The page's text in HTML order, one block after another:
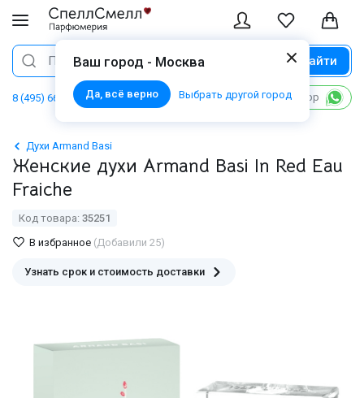
Ваш город - Москва
Да, всё верно Выбрать другой город
Поиск Найти
8 (495) 668 06 02 Написать в WhatsApp
Духи Armand Basi
Женские духи Armand Basi In Red Eau
Fraiche
Код товара: 35251
В избранное (Добавили 25)
Узнать срок и стоимость доставки